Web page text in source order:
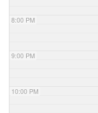
8:00 PM
9:00 PM
10:00 PM